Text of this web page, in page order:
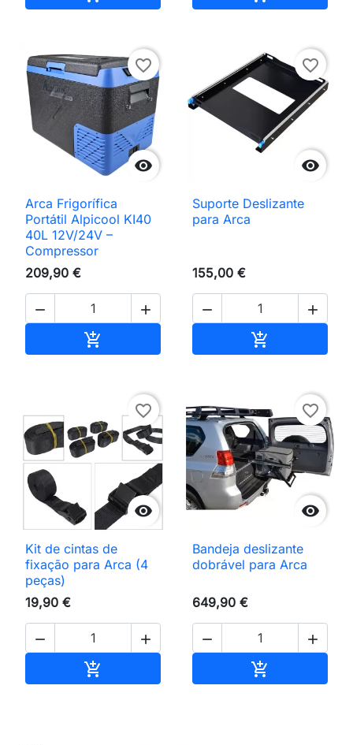

favorite_border
Arca Frigorífica
Portátil Alpicool KI40
40L 12V/24V –
Compressor
209,90 €
 


favorite_border
Suporte Deslizante
para Arca
155,00 €
 


favorite_border
Kit de cintas de
fixação para Arca (4
peças)
19,90 €
 


favorite_border
Bandeja deslizante
dobrável para Arca
649,90 €
 
